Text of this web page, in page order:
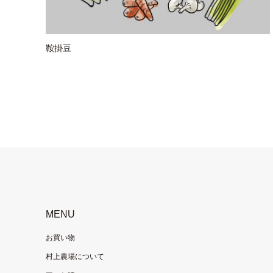
鞍掛豆
MENU
お買い物
村上農場について